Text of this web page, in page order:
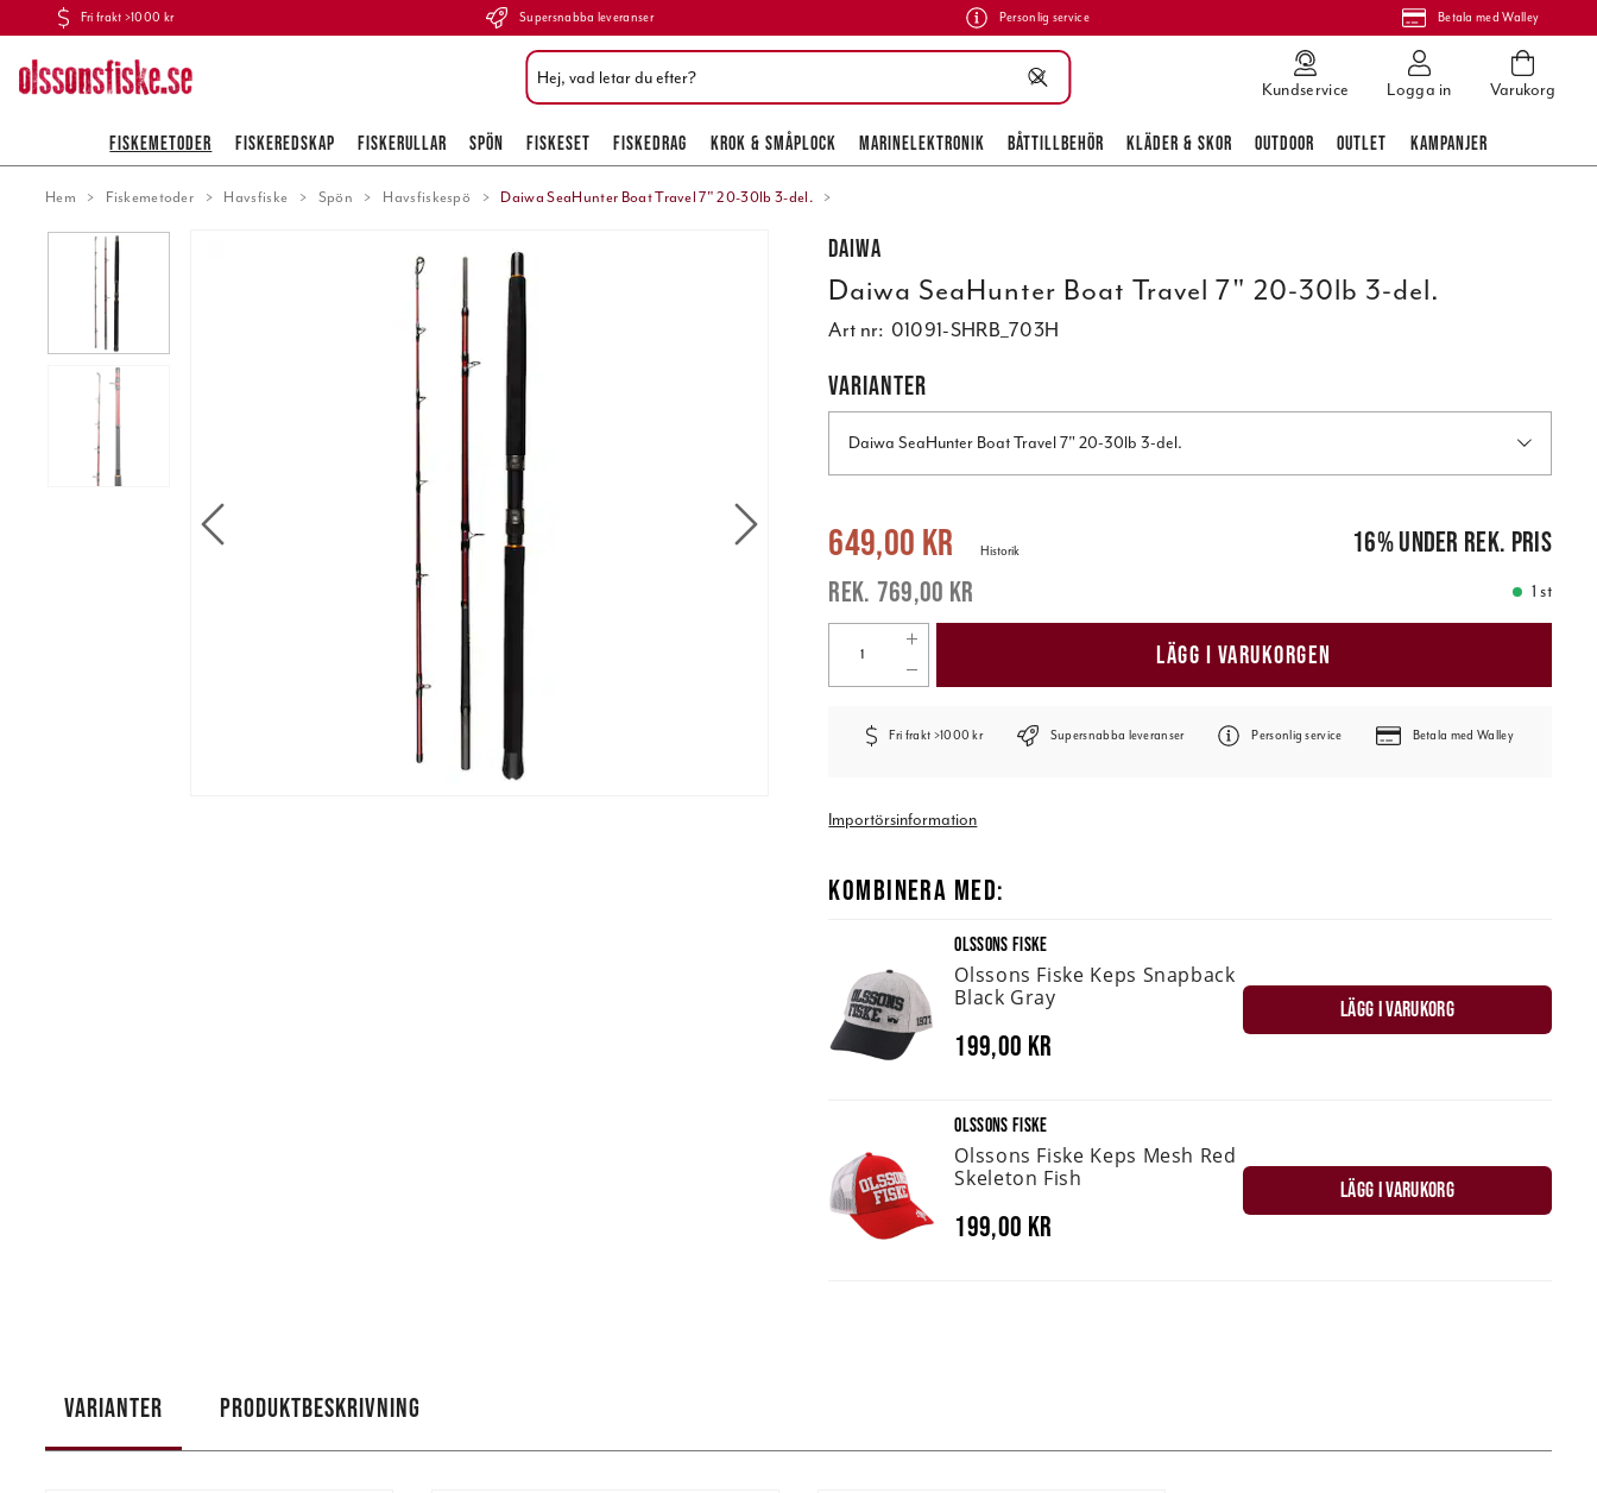
Fri frakt >1000 kr Supersnabba leveranser Personlig service Betala med Walley
Kundservice Logga in Varukorg
FISKEMETODER FISKEREDSKAP FISKERULLAR SPÖN FISKESET FISKEDRAG KROK & SMÅPLOCK MARINELEKTRONIK BÅTTILLBEHÖR KLÄDER & SKOR OUTDOOR OUTLET KAMPANJER
Hem Fiskemetoder Havsfiske Spön Havsfiskespö Daiwa SeaHunter Boat Travel 7" 20-30lb 3-del.
Daiwa
Daiwa SeaHunter Boat Travel 7" 20-30lb 3-del.
Art nr: 01091-SHRB_703H
VARIANTER
Daiwa SeaHunter Boat Travel 7" 20-30lb 3-del.
Nuvarande pris:649,00 kr
649,00 kr
769,00 kr
Historik 16%under rek. pris
1 st
LÄGG I VARUKORGEN
Fri frakt >1000 kr Supersnabba leveranser Personlig service Betala med Walley
Importörsinformation
KOMBINERA MED:
OLSSONS FISKE
Olssons Fiske Keps Snapback
Black Gray
199,00 kr
LÄGG I VARUKORG
OLSSONS FISKE
Olssons Fiske Keps Mesh Red
Skeleton Fish
199,00 kr
LÄGG I VARUKORG
VARIANTER PRODUKTBESKRIVNING